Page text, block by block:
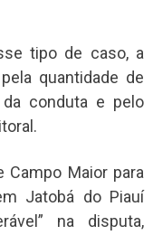
tipo de caso, a
quantidade de
conduta e pelo
Campo Maior para
Jatobá do Piauí
na disputa,